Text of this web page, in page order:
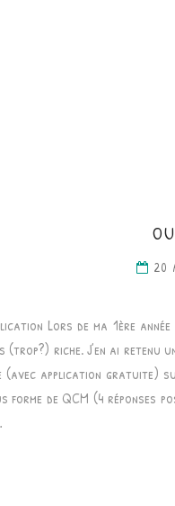
20
Lors de ma 1ère
(trop?) riche. J’en ai retenu
(avec application gratuite)
forme de QCM (4